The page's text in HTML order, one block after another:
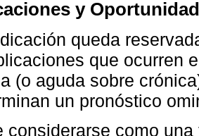
y Oportunidad
queda
que ocurren
(o aguda sobre
un pronóstico
considerarse como